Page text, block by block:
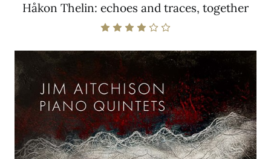
Håkon Thelin: echoes and traces, together